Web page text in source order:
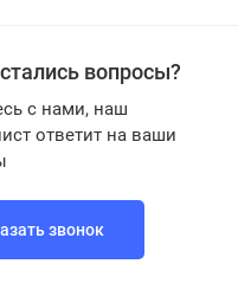
вопросы?
с нами, наш
ответит на ваши
звонок